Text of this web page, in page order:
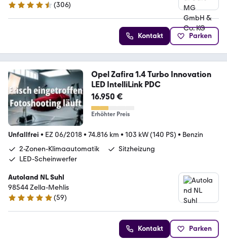
4.7 Sterne
(306)
Kontakt Parken
Opel Zafira 1.4 Turbo Innovation
LED IntelliLink PDC
16.950 €
Erhöhter Preis
Unfallfrei • EZ 06/2018• 74.816 km • 103 kW (140 PS) • Benzin
2-Zonen-Klimaautomatik
Sitzheizung
LED-Scheinwerfer
Autoland NL Suhl
98544 Zella-Mehlis
5 Sterne
(59)
Kontakt Parken